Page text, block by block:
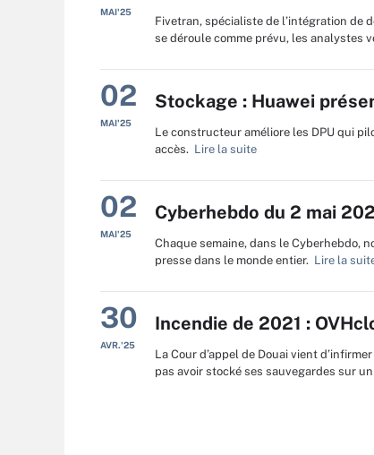
MAI'25
Fivetran, spécialiste de l’intégration de
se déroule comme prévu, les analystes
02
MAI'25
Stockage : Huawei
Le constructeur améliore les DPU qui
accès. Lire la suite
02
MAI'25
Cyberhebdo du 2 mai
Chaque semaine, dans le Cyberhebdo,
presse dans le monde entier. Lire la
30
AVR.'25
Incendie de 2021 :
La Cour d’appel de Douai vient
pas avoir stocké ses sauvegardes sur